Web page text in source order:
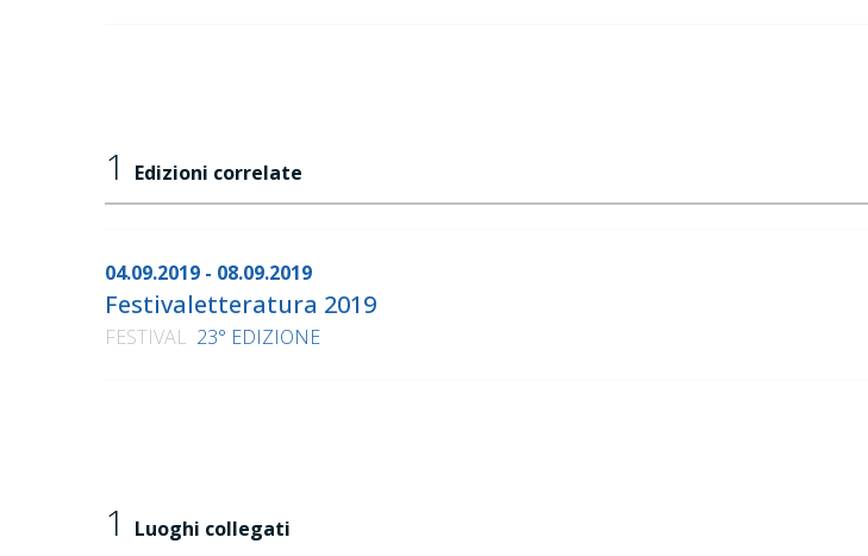
1 Edizioni correlate
04.09.2019 - 08.09.2019
Festivaletteratura 2019
FESTIVAL 23° EDIZIONE
1 Luoghi collegati